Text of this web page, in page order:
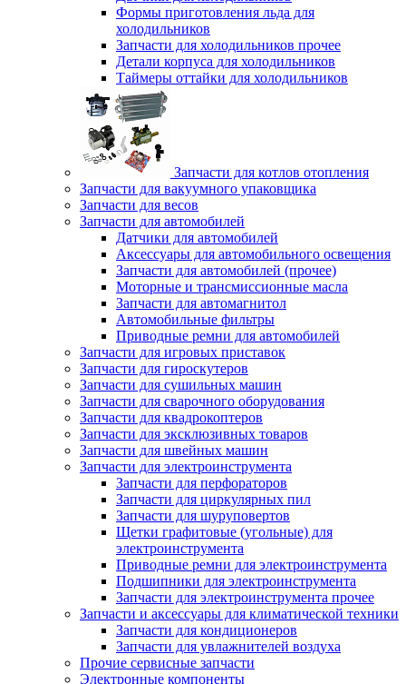
Формы приготовления льда для
холодильников
Запчасти для холодильников прочее
Детали корпуса для холодильников
Таймеры оттайки для холодильников
Запчасти для котлов отопления
Запчасти для вакуумного упаковщика
Запчасти для весов
Запчасти для автомобилей
Датчики для автомобилей
Аксессуары для автомобильного освещения
Запчасти для автомобилей (прочее)
Моторные и трансмиссионные масла
Запчасти для автомагнитол
Автомобильные фильтры
Приводные ремни для автомобилей
Запчасти для игровых приставок
Запчасти для гироскутеров
Запчасти для сушильных машин
Запчасти для сварочного оборудования
Запчасти для квадрокоптеров
Запчасти для эксклюзивных товаров
Запчасти для швейных машин
Запчасти для электроинструмента
Запчасти для перфораторов
Запчасти для циркулярных пил
Запчасти для шуруповертов
Щетки графитовые (угольные) для
электроинструмента
Приводные ремни для электроинструмента
Подшипники для электроинструмента
Запчасти для электроинструмента прочее
Запчасти и аксессуары для климатической техники
Запчасти для кондиционеров
Запчасти для увлажнителей воздуха
Прочие сервисные запчасти
Электронные компоненты